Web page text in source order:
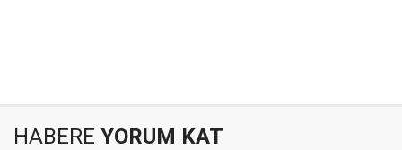
HABERE YORUM KAT